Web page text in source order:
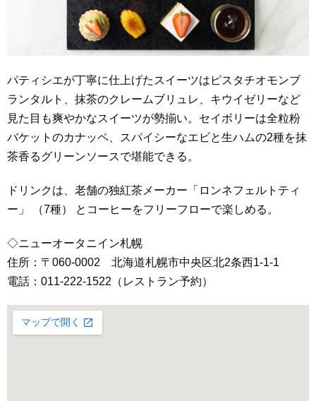
パティシエが丁寧に仕上げたスイーツはピスタチオモンブ
ランタルト、抹茶のクレームブリュレ、キウイゼリーなど
見た目も爽やかなスイーツが勢揃い。セイボリーは全粒粉
バケットのカナッペ、スパイシーなエビと生ハムの2種を抹
茶香るグリーンソースで堪能できる。
ドリンクは、老舗の独紅茶メーカー「ロンネフェルトティ
ー」 （7種） とコーヒーをフリーフローで楽しめる。
◇ニューオータニイン札幌
住所：〒060-0002 北海道札幌市中央区北2条西1-1-1
電話：011-222-1522（レストラン予約）